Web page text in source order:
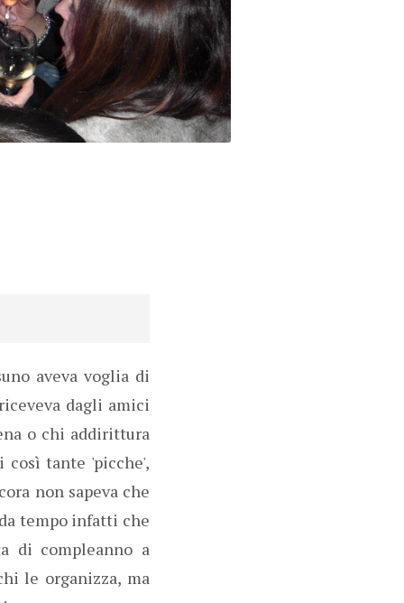
aveva voglia di
dagli amici
o chi addirittura
così tante 'picche',
non sapeva che
tempo infatti che
di compleanno a
le organizza, ma